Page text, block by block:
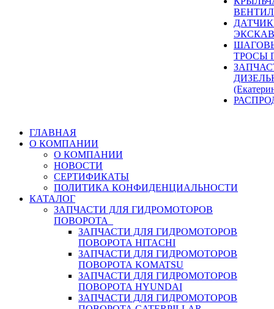
ТРОСЫ
ГЛАВНАЯ
О КОМПАНИИ
О КОМПАНИИ
НОВОСТИ
СЕРТИФИКАТЫ
ПОЛИТИКА КОНФИДЕНЦИАЛЬНОСТИ
КАТАЛОГ
ЗАПЧАСТИ ДЛЯ ГИДРОМОТОРОВ
ПОВОРОТА
ЗАПЧАСТИ ДЛЯ ГИДРОМОТОРОВ
ПОВОРОТА HITACHI
ЗАПЧАСТИ ДЛЯ ГИДРОМОТОРОВ
ПОВОРОТА KOMATSU
ЗАПЧАСТИ ДЛЯ ГИДРОМОТОРОВ
ПОВОРОТА HYUNDAI
ЗАПЧАСТИ ДЛЯ ГИДРОМОТОРОВ